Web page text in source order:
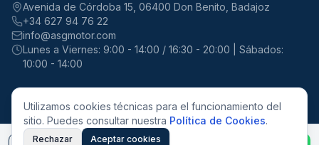
Avenida de Córdoba 15, 06400 Don Benito, Badajoz
+34 627 94 76 22
info@asgmotor.com
Lunes a Viernes: 9:00 - 14:00 / 16:30 - 20:00 | Sábados:
10:00 - 14:00
©2026ASG Motor. Todos los derechos reservados.
Aviso LegalPrivacidad
Utilizamos cookies técnicas para el funcionamiento del
sitio. Puedes consultar nuestra Política de Cookies.
Rechazar Aceptar cookies